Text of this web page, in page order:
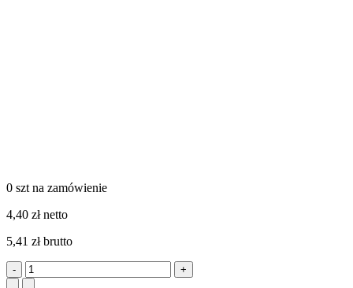
0 szt na zamówienie
4,40 zł netto
5,41 zł brutto
- +